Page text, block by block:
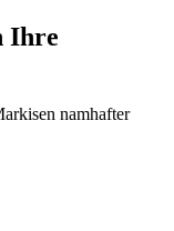
Ihre
namhafter